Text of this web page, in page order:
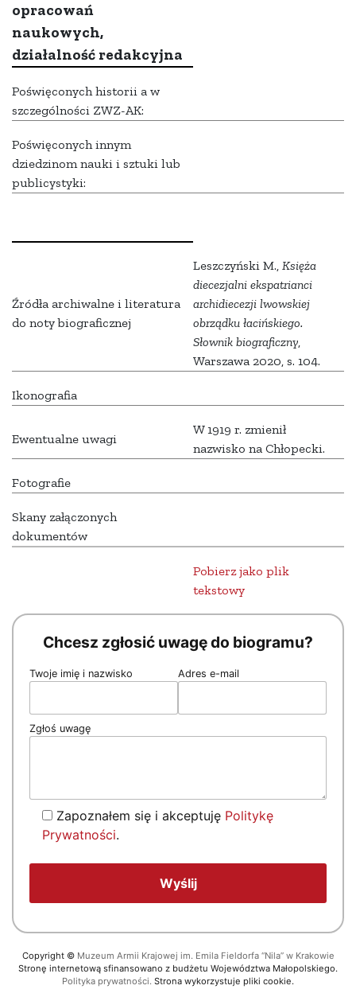
opracowań
naukowych,
działalność redakcyjna
Poświęconych historii a w
szczególności ZWZ-AK:
Poświęconych innym
dziedzinom nauki i sztuki lub
publicystyki:
Źródła archiwalne i literatura
do noty biograficznej
Leszczyński M., Księża
diecezjalni ekspatrianci
archidiecezji lwowskiej
obrządku łacińskiego.
Słownik biograficzny,
Warszawa 2020, s. 104.
Ikonografia
Ewentualne uwagi
W 1919 r. zmienił
nazwisko na Chłopecki.
Fotografie
Skany załączonych
dokumentów
Pobierz jako plik
tekstowy
Chcesz zgłosić uwagę do biogramu?
Twoje imię i nazwisko Adres e-mail
Zgłoś uwagę
Zapoznałem się i akceptuję Politykę
Prywatności.
Copyright © Muzeum Armii Krajowej im. Emila Fieldorfa “Nila” w Krakowie
Stronę internetową sfinansowano z budżetu Województwa Małopolskiego.
Polityka prywatności. Strona wykorzystuje pliki cookie.